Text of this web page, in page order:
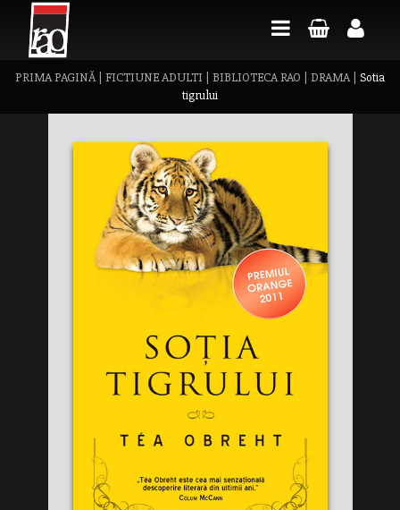
PRIMA PAGINĂ| FICTIUNE ADULTI BIBLIOTECA RAO DRAMA| Sotia
tigrului